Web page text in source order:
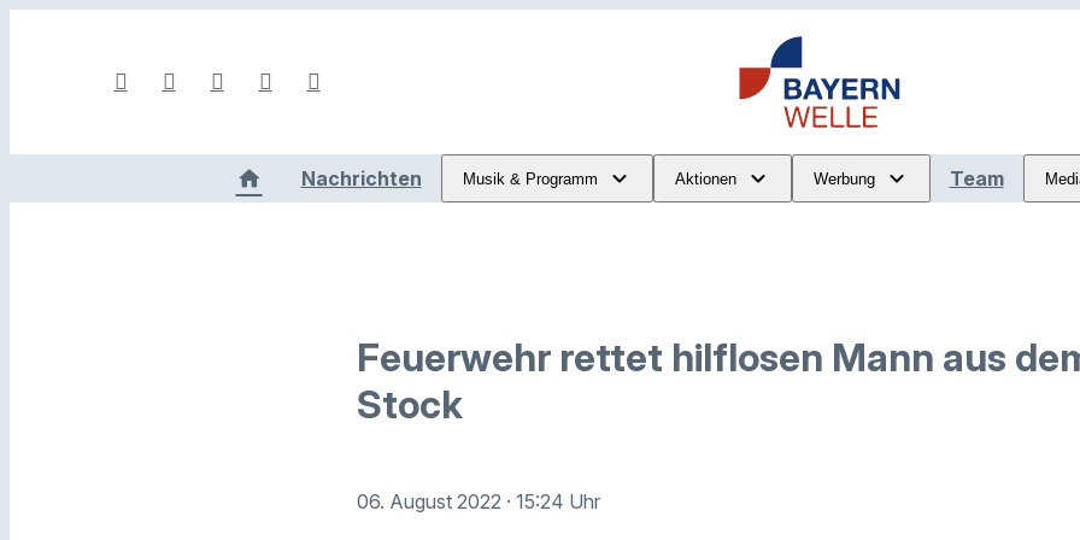
Nachrichten Musik & Programm Aktionen Werbung Team
Feuerwehr rettet hilflosen Mann aus
Stock
06. August 2022 · 15:24 Uhr